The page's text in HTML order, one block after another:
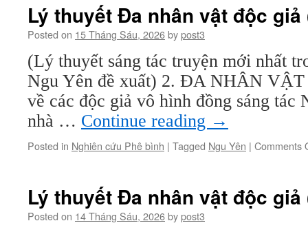
Lý thuyết Đa nhân vật độc giả
Posted on 15 Tháng Sáu, 2026bypost3
(Lý thuyết sáng tác truyện mới nhất
Ngu Yên đề xuất) 2. ĐA NHÂN
về các độc giả vô hình đồng sáng tác
nhà … Continue reading →
Posted in Nghiên cứu Phê bình | Tagged Ngu Yên | Comments
Lý thuyết Đa nhân vật độc giả
Posted on 14 Tháng Sáu, 2026bypost3